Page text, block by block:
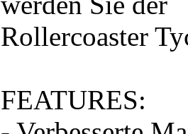
Rollercoaster
FEATURES: